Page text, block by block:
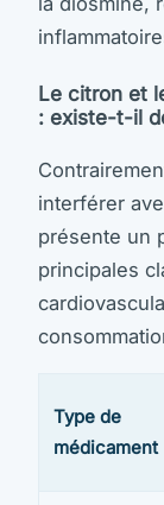
Le citron et
: existe-t-il
interférer
présente un
principales
Type de
médicament